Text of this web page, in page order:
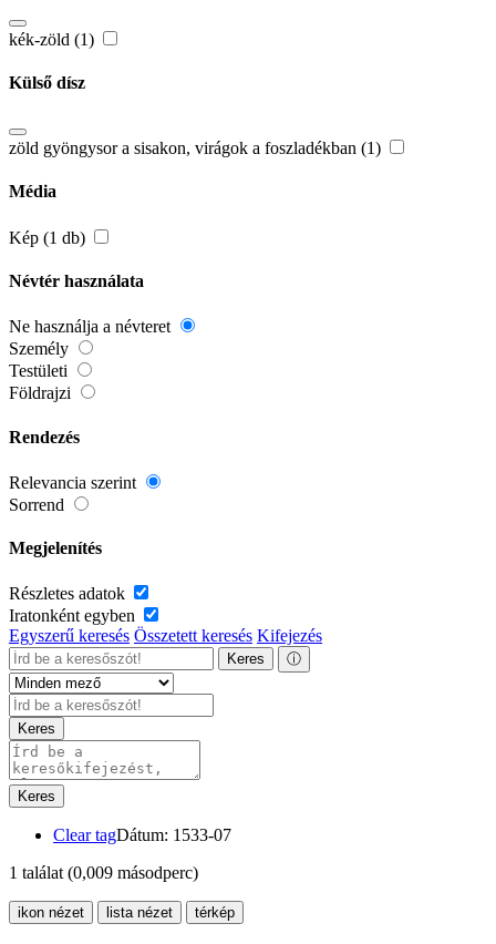
kék-zöld (1)
Külső dísz
zöld gyöngysor a sisakon, virágok a foszladékban (1)
Média
Kép (1 db)
Névtér használata
Ne használja a névteret
Személy
Testületi
Földrajzi
Rendezés
Relevancia szerint
Sorrend
Megjelenítés
Részletes adatok
Iratonként egyben
Egyszerű keresés Összetett keresés Kifejezés
Keres ⓘ
Keres
Keres
Clear tagDátum: 1533-07
1 találat (0,009 másodperc)
ikon nézet lista nézet térkép